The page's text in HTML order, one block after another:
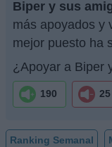
Biper y sus
más apoyados y
mejor puesto ha
¿Apoyar a Biper
190 25
Ranking Semanal